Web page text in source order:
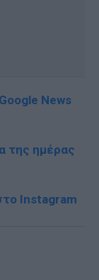
Google News
της ημέρας
Instagram